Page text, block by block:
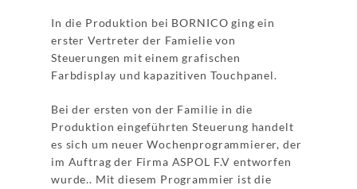
In die Produktion bei BORNICO ging ein
erster Vertreter der Famielie von
Steuerungen mit einem grafischen
Farbdisplay und kapazitiven Touchpanel.
Bei der ersten von der Familie in die
Produktion eingeführten Steuerung handelt
es sich um neuer Wochenprogrammierer, der
im Auftrag der Firma ASPOL F.V entworfen
wurde.. Mit diesem Programmier ist die